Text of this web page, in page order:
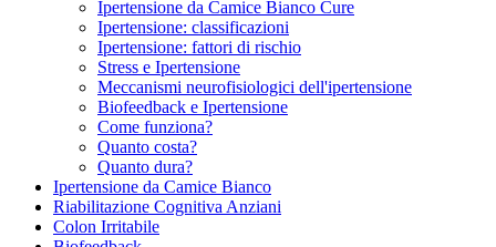
Ipertensione da Camice Bianco Cure
Ipertensione: classificazioni
Ipertensione: fattori di rischio
Stress e Ipertensione
Meccanismi neurofisiologici dell'ipertensione
Biofeedback e Ipertensione
Come funziona?
Quanto costa?
Quanto dura?
Ipertensione da Camice Bianco
Riabilitazione Cognitiva Anziani
Colon Irritabile